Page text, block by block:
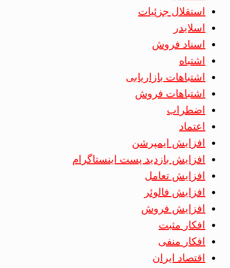
استقلال جزئیات
اسلایدر
اسناد فروش
اشتباه
اشتباهات بازاریابی
اشتباهات فروش
اضطراب
اعتماد
افزایش ایمپرشن
افزایش بازدید پست اینستاگرام
افزایش تعامل
افزایش فالوئر
افزایش فروش
افکار مثبت
افکار منفی
اقتصاد ایران